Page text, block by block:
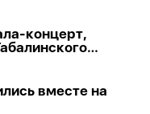
концерт,
фестиваля
вместе на